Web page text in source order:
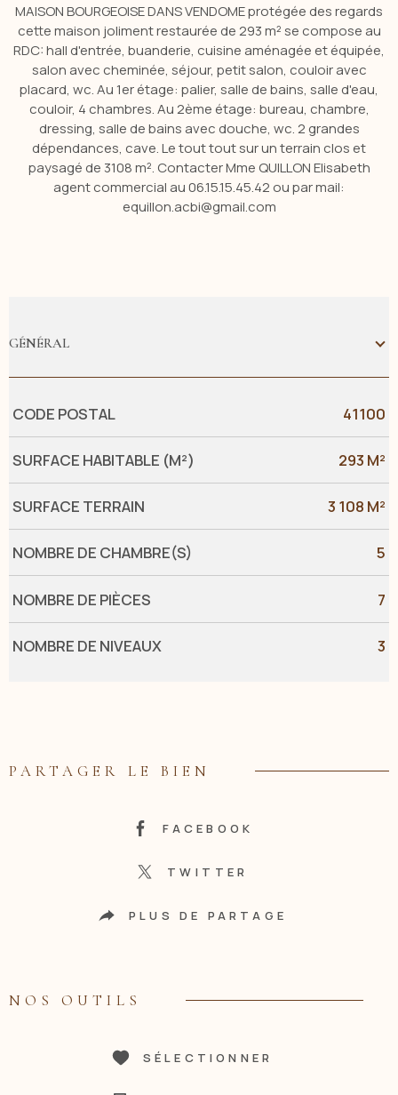
MAISON BOURGEOISE DANS VENDOME protégée des regards
cette maison joliment restaurée de 293 m² se compose au
RDC: hall d'entrée, buanderie, cuisine aménagée et équipée,
salon avec cheminée, séjour, petit salon, couloir avec
placard, wc. Au 1er étage: palier, salle de bains, salle d'eau,
couloir, 4 chambres. Au 2ème étage: bureau, chambre,
dressing, salle de bains avec douche, wc. 2 grandes
dépendances, cave. Le tout tout sur un terrain clos et
paysagé de 3108 m². Contacter Mme QUILLON Elisabeth
agent commercial au 06.15.15.45.42 ou par mail:
equillon.acbi@gmail.com
GÉNÉRAL
Caractérisque Valeurs
CODE POSTAL 41100
SURFACE HABITABLE (M²) 293 M²
SURFACE TERRAIN 3 108 M²
NOMBRE DE CHAMBRE(S) 5
NOMBRE DE PIÈCES 7
NOMBRE DE NIVEAUX 3
PARTAGER LE BIEN
FACEBOOK
TWITTER
PLUS DE PARTAGE
NOS OUTILS
SÉLECTIONNER